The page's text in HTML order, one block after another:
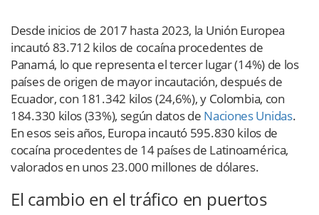
Desde inicios de 2017 hasta 2023, la Unión Europea
incautó 83.712 kilos de cocaína procedentes de
Panamá, lo que representa el tercer lugar (14%) de los
países de origen de mayor incautación, después de
Ecuador, con 181.342 kilos (24,6%), y Colombia, con
184.330 kilos (33%), según datos de Naciones Unidas.
En esos seis años, Europa incautó 595.830 kilos de
cocaína procedentes de 14 países de Latinoamérica,
valorados en unos 23.000 millones de dólares.
El cambio en el tráfico en puertos